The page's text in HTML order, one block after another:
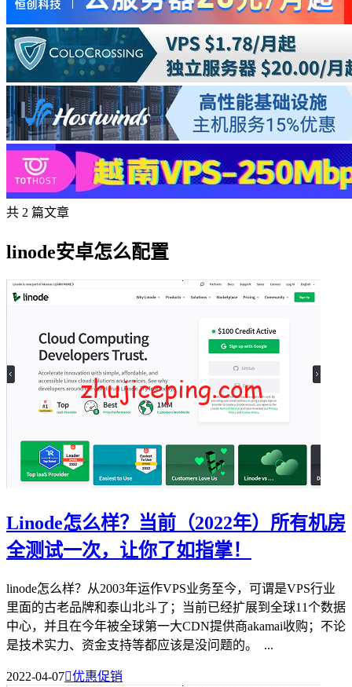
共 2 篇文章
linode安卓怎么配置
Linode怎么样？当前（2022年）所有机房
全测试一次，让你了如指掌！
linode怎么样？从2003年运作VPS业务至今，可谓是VPS行业
里面的古老品牌和泰山北斗了；当前已经扩展到全球11个数据
中心，并且在今年被全球第一大CDN提供商akamai收购；不论
是技术实力、资金支持等都应该是没问题的。 ...
2022-04-07优惠促销